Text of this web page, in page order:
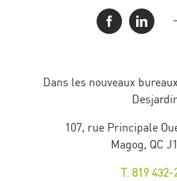
Dans les nouveaux
107, rue Principale
Magog, QC
T. 819 432-